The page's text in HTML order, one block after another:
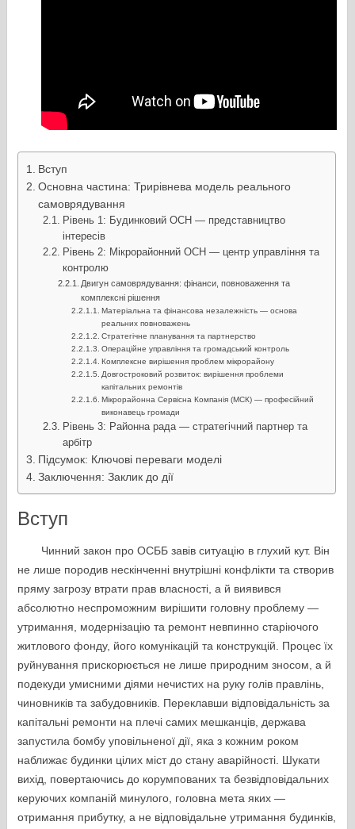
Вступ
Основна частина: Трирівнева модель реального
самоврядування
Рівень 1: Будинковий ОСН — представництво
інтересів
Рівень 2: Мікрорайонний ОСН — центр управління та
контролю
Двигун самоврядування: фінанси, повноваження та
комплексні рішення
Матеріальна та фінансова незалежність — основа
реальних повноважень
Стратегічне планування та партнерство
Операційне управління та громадський контроль
Комплексне вирішення проблем мікрорайону
Довгостроковий розвиток: вирішення проблеми
капітальних ремонтів
Мікрорайонна Сервісна Компанія (МСК) — професійний
виконавець громади
Рівень 3: Районна рада — стратегічний партнер та
арбітр
Підсумок: Ключові переваги моделі
Заключення: Заклик до дії
Вступ
Чинний закон про ОСББ завів ситуацію в глухий кут. Він
не лише породив нескінченні внутрішні конфлікти та створив
пряму загрозу втрати прав власності, а й виявився
абсолютно неспроможним вирішити головну проблему —
утримання, модернізацію та ремонт невпинно старіючого
житлового фонду, його комунікацій та конструкцій. Процес їх
руйнування прискорюється не лише природним зносом, а й
подекуди умисними діями нечистих на руку голів правлінь,
чиновників та забудовників. Переклавши відповідальність за
капітальні ремонти на плечі самих мешканців, держава
запустила бомбу уповільненої дії, яка з кожним роком
наближає будинки цілих міст до стану аварійності. Шукати
вихід, повертаючись до корумпованих та безвідповідальних
керуючих компаній минулого, головна мета яких —
отримання прибутку, а не відповідальне утримання будинків,